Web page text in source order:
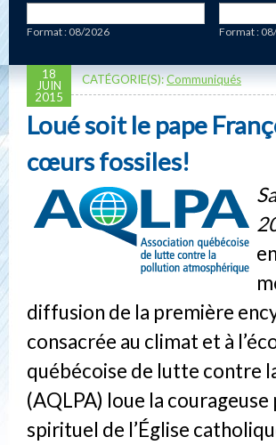
Format : 08/2026 Format :
18
JUIN
2015
CATÉGORIE(S):Communiqués
Loué soit le pape
cœurs fossiles!
diffusion de la première
consacrée au climat et à
québécoise de lutte contre
(AQLPA) loue la
spirituel de l’Église